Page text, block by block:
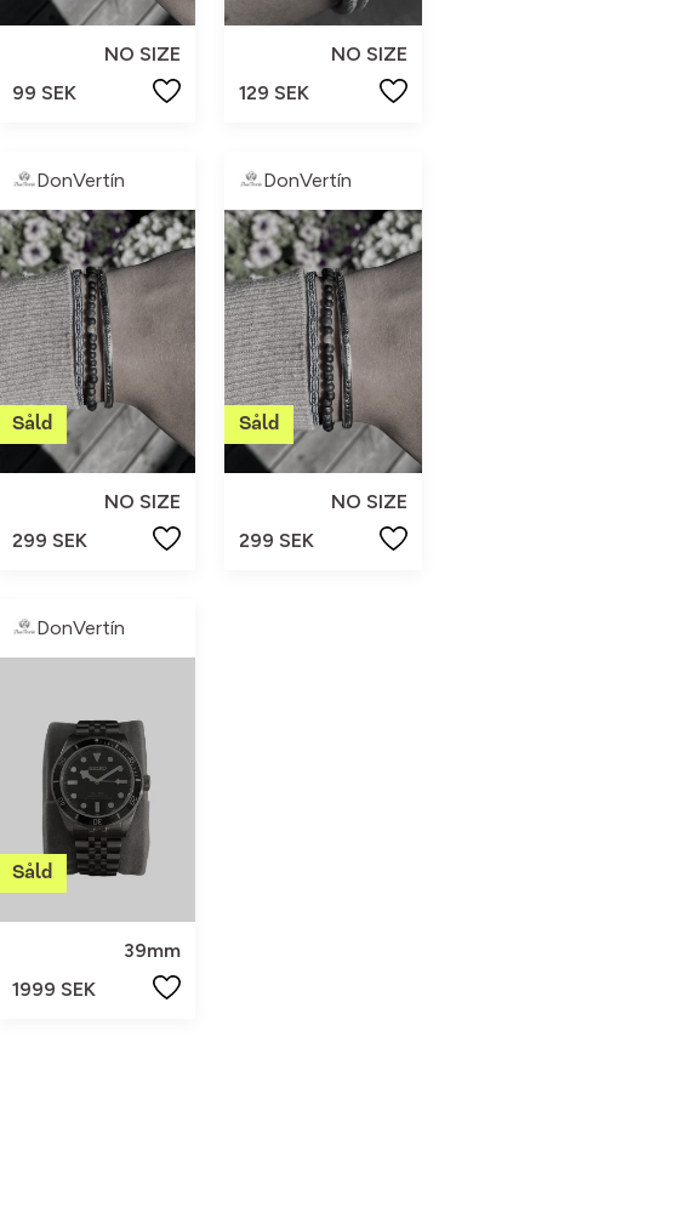
NO SIZE
99 SEK
NO SIZE
129 SEK
DonVertín
NO SIZE
299 SEK
DonVertín
NO SIZE
299 SEK
DonVertín
39mm
1999 SEK